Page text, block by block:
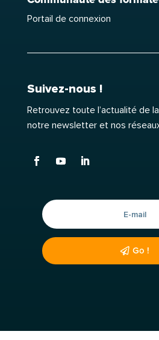
Portail de connexion
Suivez-nous !
Retrouvez toute l’actualité de
notre newsletter et nos
Go !